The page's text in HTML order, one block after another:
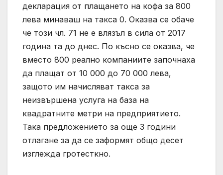
декларация от плащането на кофа за 800
лева минаваш на такса 0. Оказва се обаче
че този чл. 71 не е влязъл в сила от 2017
година та до днес. По късно се оказва, че
вместо 800 реално компаниите започнаха
да плащат от 10 000 до 70 000 лева,
защото им начисляват такса за
неизвършена услуга на база на
квадратните метри на предприятието.
Така предложението за още 3 години
отлагане за да се заформят общо десет
изглежда гротесткно.